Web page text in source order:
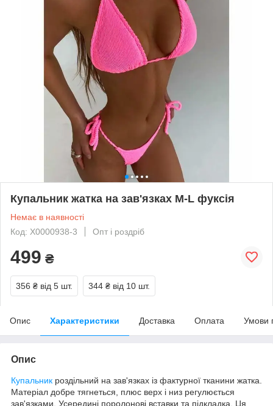
Купальник жатка на зав'язках M-L фуксія
Немає в наявності
Код: X0000938-3
Опт і роздріб
499 ₴
356 ₴ від 5 шт. 344 ₴ від 10 шт.
Опис Характеристики Доставка Оплата Умови
Опис
Купальник роздільний на зав'язках із фактурної тканини жатка.
Матеріал добре тягнеться, плюс верх і низ регулюється
зав'язками. Усередині поролонові вставки та підкладка. Ця